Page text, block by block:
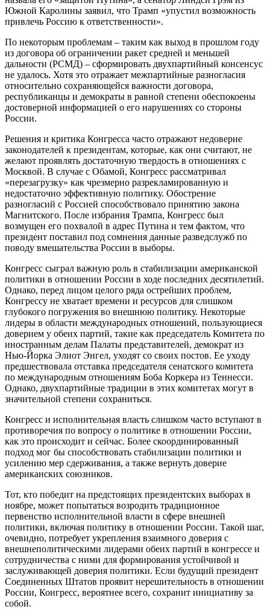
Южной Каролины заявил, что Трамп «упустил возможность
привлечь Россию к ответственности».
По некоторым проблемам – таким как выход в прошлом году
из договора об ограничении ракет средней и меньшей
дальности (РСМД) – сформировать двухпартийный консенсус
не удалось. Хотя это отражает межпартийные разногласия
относительно сохраняющейся важности договора,
республиканцы и демократы в равной степени обеспокоены
достоверной информацией о его нарушениях со стороны
России.
Решения и критика Конгресса часто отражают недоверие
законодателей к президентам, которые, как они считают, не
желают проявлять достаточную твердость в отношениях с
Москвой. В случае с Обамой, Конгресс рассматривал
«перезагрузку» как чрезмерно разрекламированную и
недостаточно эффективную политику. Обострение
разногласий с Россией способствовало принятию закона
Магнитского. После избрания Трампа, Конгресс был
возмущен его похвалой в адрес Путина и тем фактом, что
президент поставил под сомнения данные разведслужб по
поводу вмешательства России в выборы.
Конгресс сыграл важную роль в стабилизации американской
политики в отношении России в ходе последних десятилетий.
Однако, перед лицом целого ряда острейших проблем,
Конгрессу не хватает времени и ресурсов для слишком
глубокого погружения во внешнюю политику. Некоторые
лидеры в области международных отношений, пользующиеся
доверием у обеих партий, такие как председатель Комитета по
иностранным делам Палаты представителей, демократ из
Нью-Йорка Элиот Энгел, уходят со своих постов. Ее уходу
предшествовала отставка председателя сенатского комитета
по международным отношениям Боба Коркера из Теннесси.
Однако, двухпартийные традиции в этих комитетах могут в
значительной степени сохраниться.
Конгресс и исполнительная власть слишком часто вступают в
противоречия по вопросу о политике в отношении России,
как это происходит и сейчас. Более скоординированный
подход мог бы способствовать стабилизации политики и
усилению мер сдерживания, а также вернуть доверие
американских союзников.
Тот, кто победит на предстоящих президентских выборах в
ноябре, может попытаться возродить традиционное
первенство исполнительной власти в сфере внешней
политики, включая политику в отношении России. Такой шаг,
очевидно, потребует укрепления взаимного доверия с
внешнеполитическими лидерами обеих партий в конгрессе и
сотрудничества с ними для формирования устойчивой и
заслуживающей доверия политики. Если будущий президент
Соединенных Штатов проявит нерешительность в отношении
России, Конгресс, вероятнее всего, сохранит инициативу за
собой.